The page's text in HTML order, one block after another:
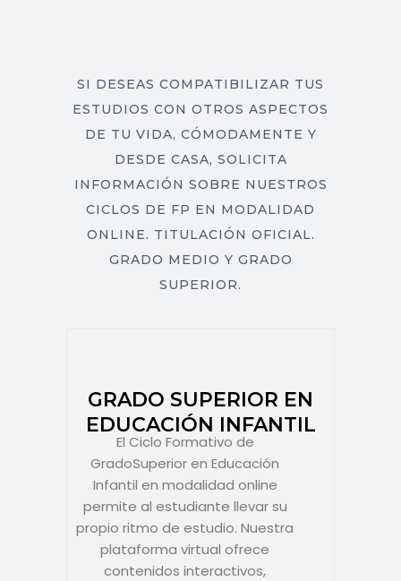
SI DESEAS COMPATIBILIZAR TUS
ESTUDIOS CON OTROS ASPECTOS
DE TU VIDA, CÓMODAMENTE Y
DESDE CASA, SOLICITA
INFORMACIÓN SOBRE NUESTROS
CICLOS DE FP EN MODALIDAD
ONLINE. TITULACIÓN OFICIAL.
GRADO MEDIO Y GRADO
SUPERIOR.
GRADO SUPERIOR EN
EDUCACIÓN INFANTIL
El Ciclo Formativo de
GradoSuperior en Educación
Infantil en modalidad online
permite al estudiante llevar su
propio ritmo de estudio. Nuestra
plataforma virtual ofrece
contenidos interactivos,